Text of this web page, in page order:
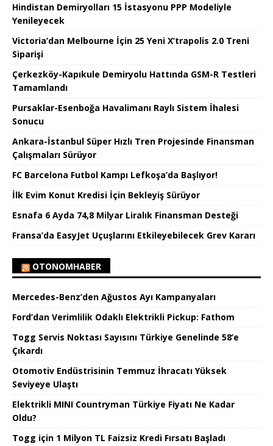
Hindistan Demiryolları 15 İstasyonu PPP Modeliyle
Yenileyecek
Victoria’dan Melbourne İçin 25 Yeni X’trapolis 2.0 Treni
Siparişi
Çerkezköy-Kapıkule Demiryolu Hattında GSM-R Testleri
Tamamlandı
Pursaklar-Esenboğa Havalimanı Raylı Sistem İhalesi
Sonucu
Ankara-İstanbul Süper Hızlı Tren Projesinde Finansman
Çalışmaları Sürüyor
FC Barcelona Futbol Kampı Lefkoşa’da Başlıyor!
İlk Evim Konut Kredisi İçin Bekleyiş Sürüyor
Esnafa 6 Ayda 74,8 Milyar Liralık Finansman Desteği
Fransa’da EasyJet Uçuşlarını Etkileyebilecek Grev Kararı
OTONOMHABER
Mercedes-Benz’den Ağustos Ayı Kampanyaları
Ford’dan Verimlilik Odaklı Elektrikli Pickup: Fathom
Togg Servis Noktası Sayısını Türkiye Genelinde 58’e
Çıkardı
Otomotiv Endüstrisinin Temmuz İhracatı Yüksek
Seviyeye Ulaştı
Elektrikli MINI Countryman Türkiye Fiyatı Ne Kadar
Oldu?
Togg için 1 Milyon TL Faizsiz Kredi Fırsatı Başladı